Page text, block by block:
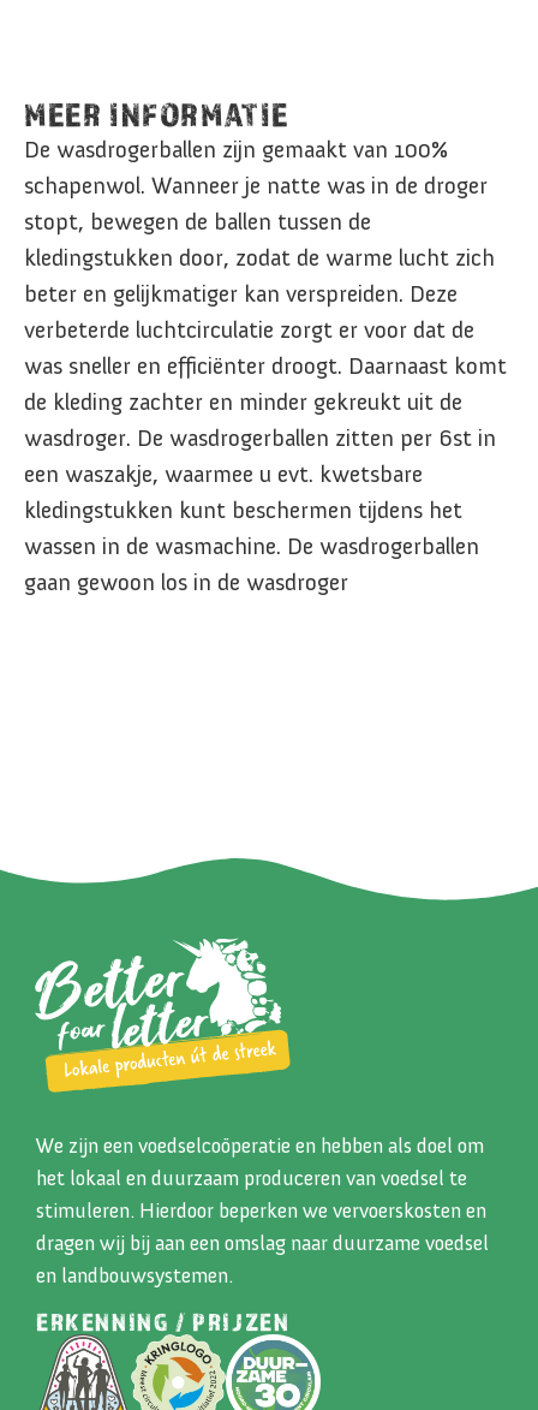
MEER INFORMATIE
De wasdrogerballen zijn gemaakt van 100%
schapenwol. Wanneer je natte was in de droger
stopt, bewegen de ballen tussen de
kledingstukken door, zodat de warme lucht zich
beter en gelijkmatiger kan verspreiden. Deze
verbeterde luchtcirculatie zorgt er voor dat de
was sneller en efficiënter droogt. Daarnaast komt
de kleding zachter en minder gekreukt uit de
wasdroger. De wasdrogerballen zitten per 6st in
een waszakje, waarmee u evt. kwetsbare
kledingstukken kunt beschermen tijdens het
wassen in de wasmachine. De wasdrogerballen
gaan gewoon los in de wasdroger
We zijn een voedselcoöperatie en hebben als doel om
het lokaal en duurzaam produceren van voedsel te
stimuleren. Hierdoor beperken we vervoerskosten en
dragen wij bij aan een omslag naar duurzame voedsel
en landbouwsystemen.
ERKENNING / PRIJZEN